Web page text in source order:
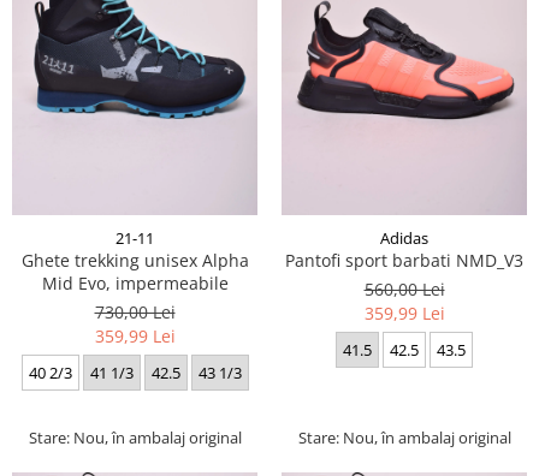
21-11
Ghete trekking unisex Alpha
Mid Evo, impermeabile
730,00 Lei
359,99 Lei
40 2/3 41 1/3 42.5 43 1/3
Stare: Nou, în ambalaj original
Adidas
Pantofi sport barbati NMD_V3
560,00 Lei
359,99 Lei
41.5 42.5 43.5
Stare: Nou, în ambalaj original